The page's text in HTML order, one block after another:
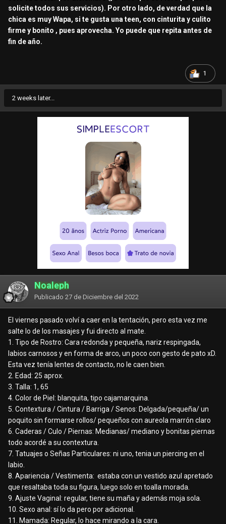
solicite todos sus servicios). Por otro lado, de verdad que la
chica es muy Wapa, si te gusta una teen, con cinturita y culito
firme y bonito , pues aprovecha. Yo puede que repita antes de
fin de año.
1
2 weeks later...
Noaleph
Publicado 27 de Diciembre del 2022
El viernes pasado volví a caer en la tentación, pero esta vez me
salte lo de los masajes y fui directo al mate.
1. Tipo de Rostro: Cara redonda y pequeña, nariz respingada,
labios carnosos y en forma de arco, un poco con gesto de pato xD.
Esta vez tenía lentes de contacto, no le caen bien.
2. Edad: 25 aprox.
3. Talla: 1, 65
4. Color de Piel: blanquita, tipo cajamarquina.
5. Contextura / Cintura / Barriga / Senos: Delgada/pequeña/ un
poquito sin formarse rollos/ pequeños con aureola marrón claro
6. Caderas / Culo / Piernas: Medianas/ mediano y bonitas piernas
todo acordé a su contextura.
7. Tatuajes o Señas Particulares: ni uno, tenia un piercing en el
labio.
8. Apariencia / Vestimenta: estaba con un vestido azul apretado
que resaltaba toda su figura, luego solo en toalla morada.
9. Ajuste Vaginal: regular, tiene su maña y además moja sola.
10. Sexo anal: sí lo da pero por adicional.
11. Mamada: Regular, lo hace mirando a la cara.